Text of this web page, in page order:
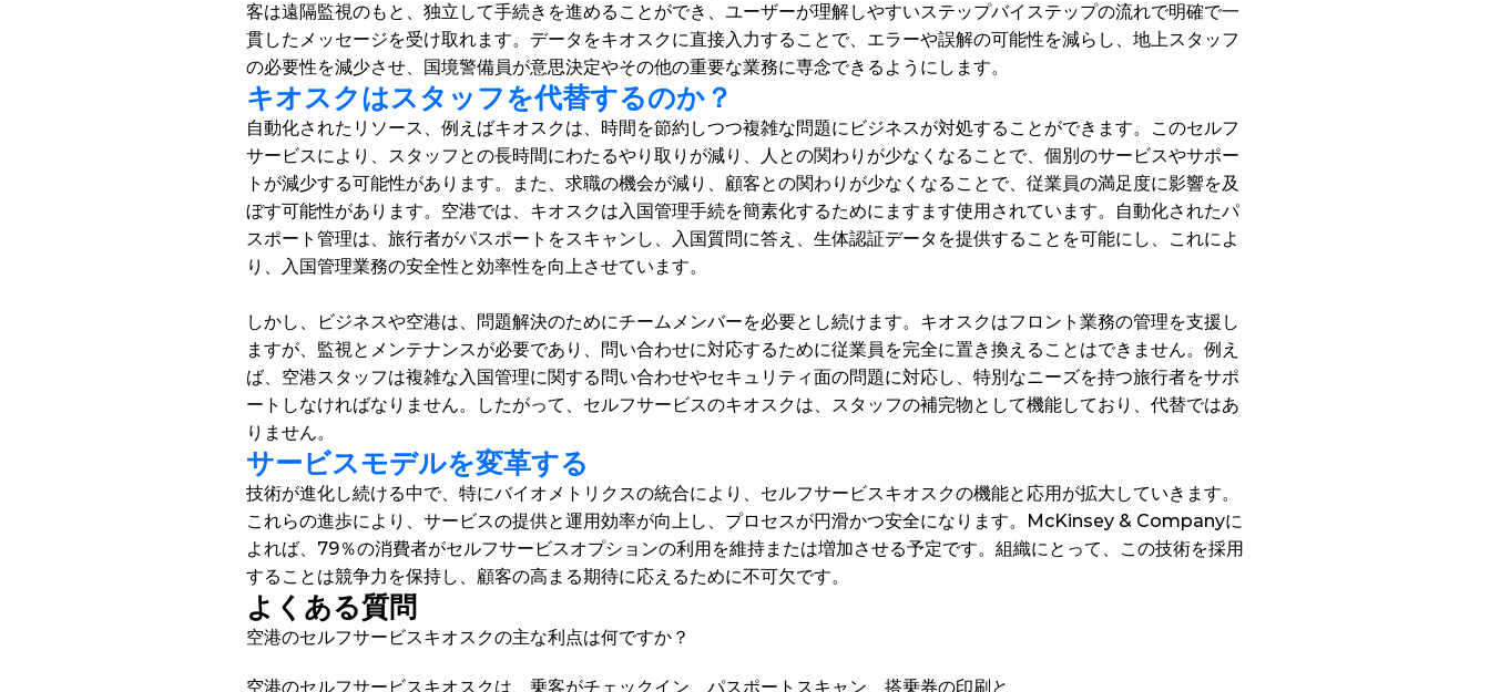
客は遠隔監視のもと、独立して手続きを進めることができ、ユーザーが理解しやすいステップバイステップの流れで明確で一
貫したメッセージを受け取れます。データをキオスクに直接入力することで、エラーや誤解の可能性を減らし、地上スタッフ
の必要性を減少させ、国境警備員が意思決定やその他の重要な業務に専念できるようにします。
キオスクはスタッフを代替するのか？
自動化されたリソース、例えばキオスクは、時間を節約しつつ複雑な問題にビジネスが対処することができます。このセルフ
サービスにより、スタッフとの長時間にわたるやり取りが減り、人との関わりが少なくなることで、個別のサービスやサポー
トが減少する可能性があります。また、求職の機会が減り、顧客との関わりが少なくなることで、従業員の満足度に影響を及
ぼす可能性があります。空港では、キオスクは入国管理手続を簡素化するためにますます使用されています。自動化されたパ
スポート管理は、旅行者がパスポートをスキャンし、入国質問に答え、生体認証データを提供することを可能にし、これによ
り、入国管理業務の安全性と効率性を向上させています。
しかし、ビジネスや空港は、問題解決のためにチームメンバーを必要とし続けます。キオスクはフロント業務の管理を支援し
ますが、監視とメンテナンスが必要であり、問い合わせに対応するために従業員を完全に置き換えることはできません。例え
ば、空港スタッフは複雑な入国管理に関する問い合わせやセキュリティ面の問題に対応し、特別なニーズを持つ旅行者をサポ
ートしなければなりません。したがって、セルフサービスのキオスクは、スタッフの補完物として機能しており、代替ではあ
りません。
サービスモデルを変革する
技術が進化し続ける中で、特にバイオメトリクスの統合により、セルフサービスキオスクの機能と応用が拡大していきます。
これらの進歩により、サービスの提供と運用効率が向上し、プロセスが円滑かつ安全になります。McKinsey & Companyに
よれば、79％の消費者がセルフサービスオプションの利用を維持または増加させる予定です。組織にとって、この技術を採用
することは競争力を保持し、顧客の高まる期待に応えるために不可欠です。
よくある質問
空港のセルフサービスキオスクの主な利点は何ですか？
空港のセルフサービスキオスクは、乗客がチェックイン、パスポートスキャン、搭乗券の印刷と